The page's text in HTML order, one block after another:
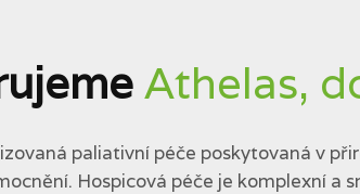
Athelas,
paliativní péče poskytovaná v
Hospicová péče je komplexní a